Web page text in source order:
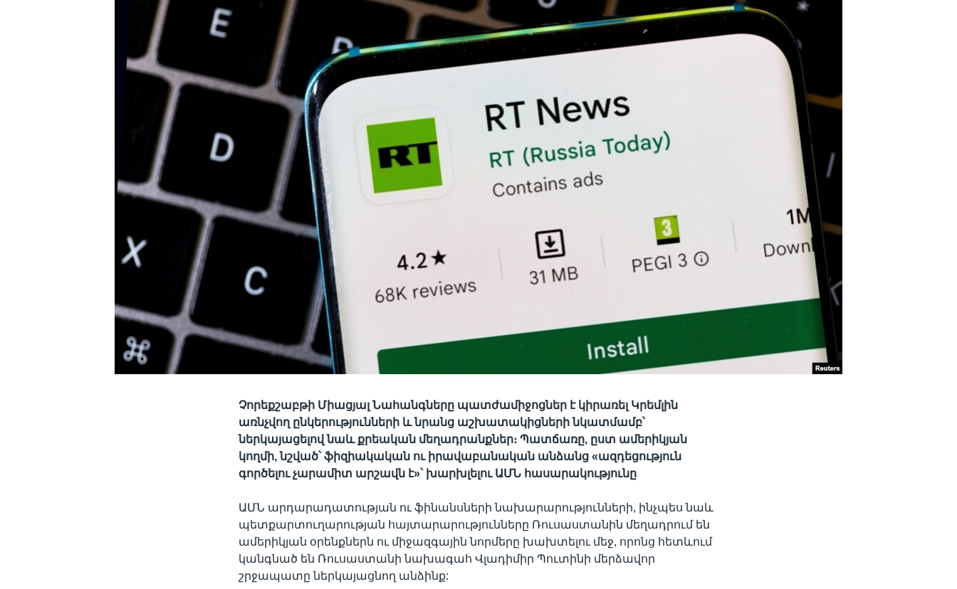
Չորեքշաբթի Միացյալ Նահանգները պատժամիջոցներ է կիրառել Կրեմլին
առնչվող ընկերությունների և նրանց աշխատակիցների նկատմամբ՝
ներկայացելով նաև քրեական մեղադրանքներ։ Պատճառը, ըստ ամերիկյան
կողմի, նշված՝ ֆիզիակական ու իրավաբանական անձանց «ազդեցություն
գործելու չարամիտ արշավն է»՝ խարխլելու ԱՄՆ հասարակությունը
ԱՄՆ արդարադատության ու ֆինանսների նախարարությունների, ինչպես նաև
պետքարտուղարության հայտարարությունները Ռուսաստանին մեղադրում են
ամերիկյան օրենքներն ու միջազգային նորմերը խախտելու մեջ, որոնց հետևում
կանգնած են Ռուսաստանի նախագահ Վլադիմիր Պուտինի մերձավոր
շրջապատը ներկայացնող անձինք: